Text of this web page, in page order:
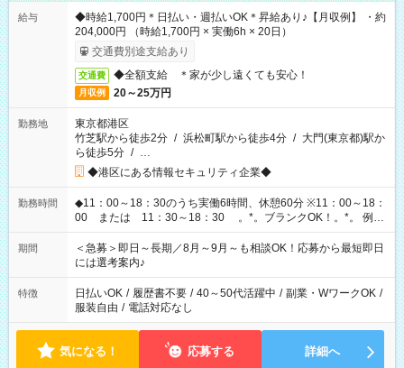
給与
◆時給1,700円＊日払い・週払いOK＊昇給あり♪【月収例】 ・約
204,000円 （時給1,700円 × 実働6h × 20日）
交通費別途支給あり
交通費 ◆全額支給 ＊家が少し遠くても安心！
月収例 20～25万円
勤務地
東京都港区
竹芝駅から徒歩2分 / 浜松町駅から徒歩4分 / 大門(東京都)駅か
ら徒歩5分 / …
◆港区にある情報セキュリティ企業◆
勤務時間
◆11：00～18：30のうち実働6時間、休憩60分 ※11：00～18：
00 または 11：30～18：30 。*。ブランクOK！。*。 例え
ば前職が、 在宅/財団法人/事務/コールセンター/受付/販売/カフェ
スタッフ スイーツ販売/ホテルフロント/化粧品販売/など 様々な
業界から入社して活躍されています♪
期間
＜急募＞即日～長期／8月～9月～も相談OK！応募から最短即日
には選考案内♪
特徴 日払いOK / 履歴書不要 / 40～50代活躍中 / 副業・WワークOK /
服装自由 / 電話対応なし
気になる！ 応募する 詳細へ